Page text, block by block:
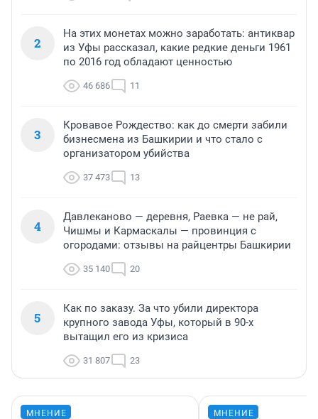
2
На этих монетах можно заработать: антиквар
из Уфы рассказал, какие редкие деньги 1961
по 2016 год обладают ценностью
46 686 11
3
Кровавое Рождество: как до смерти забили
бизнесмена из Башкирии и что стало с
организатором убийства
37 473 13
4
Давлеканово — деревня, Раевка — не рай,
Чишмы и Кармаскалы — провинция с
огородами: отзывы на райцентры Башкирии
35 140 20
5
Как по заказу. За что убили директора
крупного завода Уфы, который в 90-х
вытащил его из кризиса
31 807 23
МНЕНИЕ МНЕНИЕ